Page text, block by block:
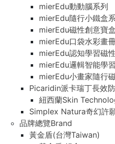
mierEdu動動腦系列
mierEdu隨行小鐵盒
mierEdu磁性創意寶
mierEdu口袋水彩畫
mierEdu認知學習磁
mierEdu邏輯智能學
mierEdu小畫家隨行
Picaridin派卡瑞丁長效
紐西蘭Skin
Simplex Natura奇幻許
品牌總覽Brand
黃金盾(台灣Taiwan)